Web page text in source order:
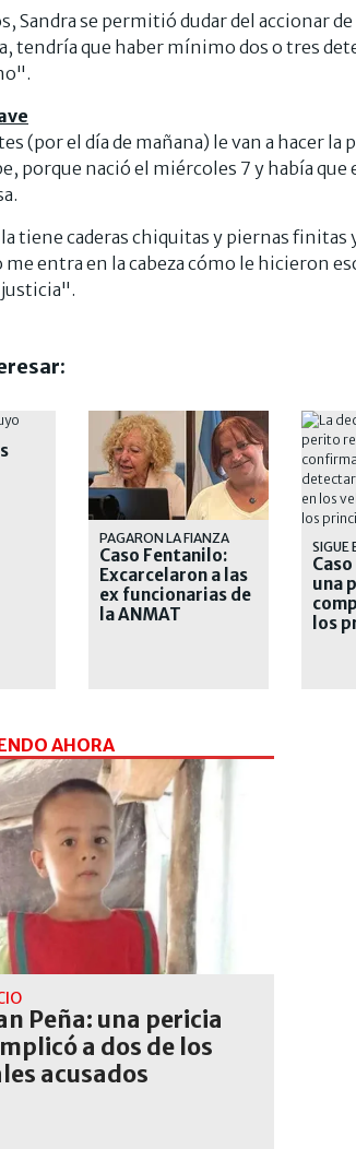
Sandra se permitió dudar del accionar
tendría que haber mínimo dos o tres
(por el día de mañana) le van a hacer la
porque nació el miércoles 7 y había
tiene caderas chiquitas y piernas finitas
me entra en la cabeza cómo le hicieron
justicia".
PAGARON LA FIANZA
Caso Fentanilo:
Excarcelaron a las
ex funcionarias de
la ANMAT
SIGUE
una
los
AHORA
Peña: una pericia
a dos de los
acusados